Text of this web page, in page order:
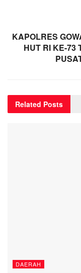
KAPOLRES
HUT RI KE-73
Related Posts
DAERAH